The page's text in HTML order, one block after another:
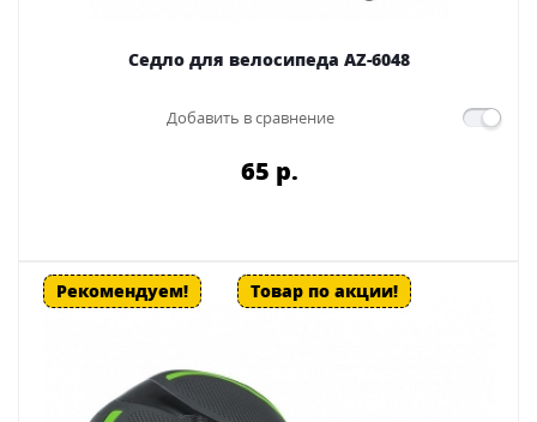
Седло для велосипеда AZ-6048
Добавить в сравнение
65 p.
Рекомендуем! Товар по акции!